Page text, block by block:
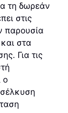
τη δωρεάν
στις
παρουσία
στα
Για τις
ο